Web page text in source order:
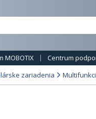
MOBOTIX Centrum
zariadenia